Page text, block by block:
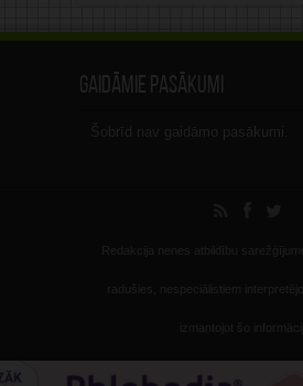
Gaidāmie pasākumi
Šobrīd nav gaidāmo pasākumi.
Redakcija nenes atbildību